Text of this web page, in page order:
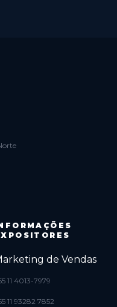
de Vendas
11 4013-7979
11 93282 7852